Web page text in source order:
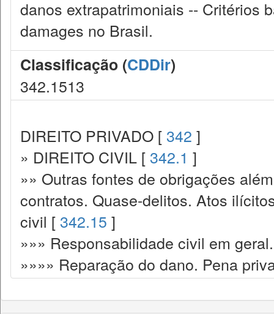
danos extrapatrimoniais -- Critérios
damages no Brasil.
Classificação (CDDir)
342.1513
DIREITO PRIVADO [ 342 ]
» DIREITO CIVIL [ 342.1 ]
»» Outras fontes de obrigações
contratos. Quase-delitos. Atos
civil [ 342.15 ]
»»» Responsabilidade civil em
»»»» Reparação do dano. Pena